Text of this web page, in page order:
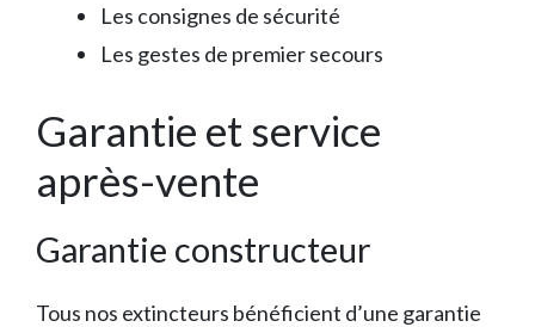
Les consignes de sécurité
Les gestes de premier secours
Garantie et service
après-vente
Garantie constructeur
Tous nos extincteurs bénéficient d’une garantie